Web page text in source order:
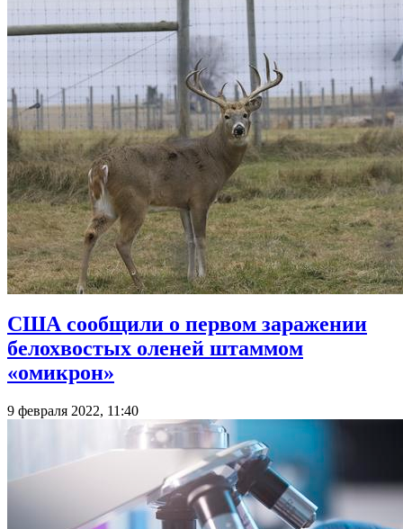
США сообщили о первом заражении
белохвостых оленей штаммом
«омикрон»
9 февраля 2022, 11:40